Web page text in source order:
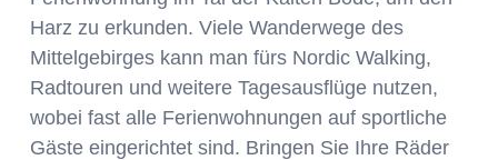
Harz zu erkunden. Viele Wanderwege des
Mittelgebirges kann man fürs Nordic Walking,
Radtouren und weitere Tagesausflüge nutzen,
wobei fast alle Ferienwohnungen auf sportliche
Gäste eingerichtet sind. Bringen Sie Ihre Räder